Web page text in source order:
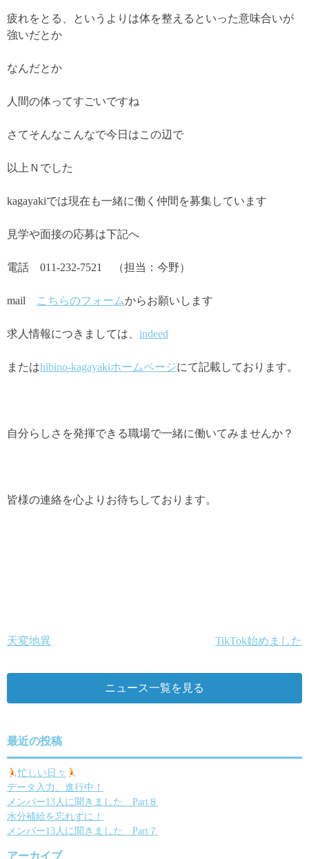
疲れをとる、というよりは体を整えるといった意味合いが
強いだとか
なんだとか
人間の体ってすごいですね
さてそんなこんなで今日はこの辺で
以上Ｎでした
kagayakiでは現在も一緒に働く仲間を募集しています
見学や面接の応募は下記へ
電話 011-232-7521 （担当：今野）
mail こちらのフォームからお願いします
求人情報につきましては、 indeed
またはhibino-kagayakiホームページにて記載しております。
自分らしさを発揮できる職場で一緒に働いてみませんか？
皆様の連絡を心よりお待ちしております。
投
稿
ゲ
ー
シ
ョ
天変地異 TikTok始めました
ニュース一覧を見る
最近の投稿
忙しい日々
データ入力、進行中！
メンバー13人に聞きました Part８
水分補給を忘れずに！
メンバー13人に聞きました Part７
アーカイブ